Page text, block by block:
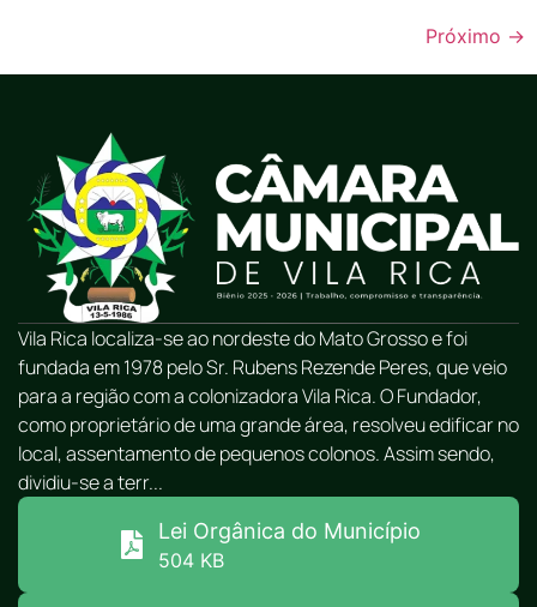
Próximo →
Vila Rica localiza-se ao nordeste do Mato Grosso e foi
fundada em 1978 pelo Sr. Rubens Rezende Peres, que veio
para a região com a colonizadora Vila Rica. O Fundador,
como proprietário de uma grande área, resolveu edificar no
local, assentamento de pequenos colonos. Assim sendo,
dividiu-se a terr...
Lei Orgânica do Município
504 KB